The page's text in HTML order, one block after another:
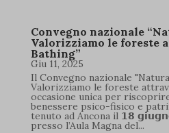
Convegno nazionale
Valorizziamo le foreste
Bathing”
Giu 11, 2025
Il Convegno nazionale
Valorizziamo le foreste
occasione unica per
benessere psico-fisico e
tenuto ad Ancona il 𝟭𝟴
presso l’Aula Magna del...